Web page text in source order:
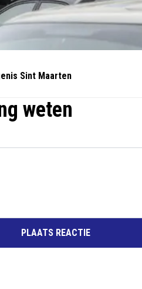
Sint Maarten
weten
PLAATS REACTIE